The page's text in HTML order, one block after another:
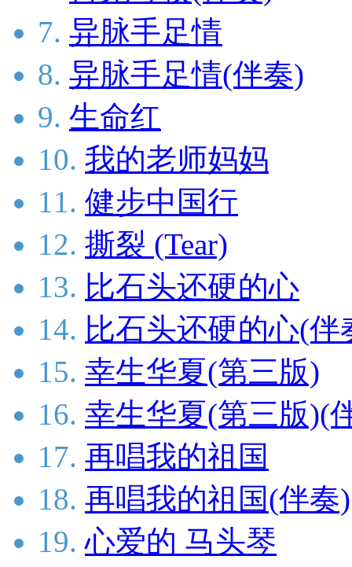
7. 异脉手足情
8. 异脉手足情(伴奏)
9. 生命红
10. 我的老师妈妈
11. 健步中国行
12. 撕裂 (Tear)
13. 比石头还硬的心
14. 比石头还硬的心(伴
15. 幸生华夏(第三版)
16. 幸生华夏(第三版)(
17. 再唱我的祖国
18. 再唱我的祖国(伴奏)
19. 心爱的 马头琴